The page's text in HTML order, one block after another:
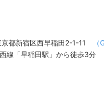
京都新宿区西早稲田2-1-11
線「早稲田駅」から徒歩3分